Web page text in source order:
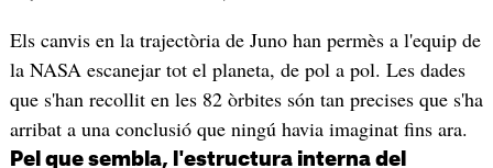
Els canvis en la trajectòria de Juno han permès a l'equip de
la NASA escanejar tot el planeta, de pol a pol. Les dades
que s'han recollit en les 82 òrbites són tan precises que s'ha
arribat a una conclusió que ningú havia imaginat fins ara.
Pel que sembla, l'estructura interna del